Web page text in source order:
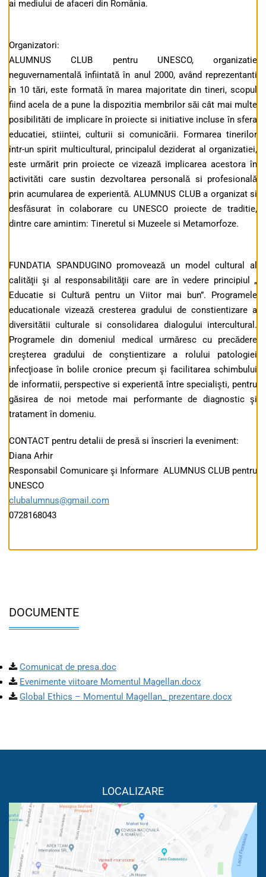
ai mediului de afaceri din România.
Organizatori:
ALUMNUS CLUB pentru UNESCO, organizatie
neguvernamentală înfiintată în anul 2000, având reprezentanti
în 10 tări, este formată în marea majoritate din tineri, scopul
fiind acela de a pune la dispozitia membrilor săi cât mai multe
posibilităti de implicare în proiecte si initiative incluse în sfera
educatiei, stiintei, culturii si comunicării. Formarea tinerilor
într-un spirit multicultural, principalul deziderat al organizatiei,
este urmărit prin proiecte ce vizează implicarea acestora în
activităti care sustin dezvoltarea personală si profesională
prin acumularea de experientă. ALUMNUS CLUB a organizat si
desfăsurat în colaborare cu UNESCO proiecte de traditie,
dintre care amintim: Tineretul si Muzeele si Metamorfoze.
FUNDATIA SPANDUGINO promovează un model cultural al
calităţii şi al responsabilităţii care are în vedere principiul „
Educatie si Cultură pentru un Viitor mai bun”. Programele
educationale vizează cresterea gradului de constientizare a
diversitătii culturale si consolidarea dialogului intercultural.
Programele din domeniul medical urmăresc cu precădere
creşterea gradului de conştientizare a rolului patologiei
infecţioase în bolile cronice precum şi facilitarea schimbului
de informatii, perspective si experientă între specialişti, pentru
găsirea de noi metode mai performante de diagnostic şi
tratament în domeniu.
CONTACT pentru detalii de presă si înscrieri la eveniment:
Diana Arhir
Responsabil Comunicare şi Informare ALUMNUS CLUB pentru
UNESCO
clubalumnus@gmail.com
0728168043
DOCUMENTE
Comunicat de presa.doc
Evenimente viitoare Momentul Magellan.docx
Global Ethics – Momentul Magellan_ prezentare.docx
LOCALIZARE